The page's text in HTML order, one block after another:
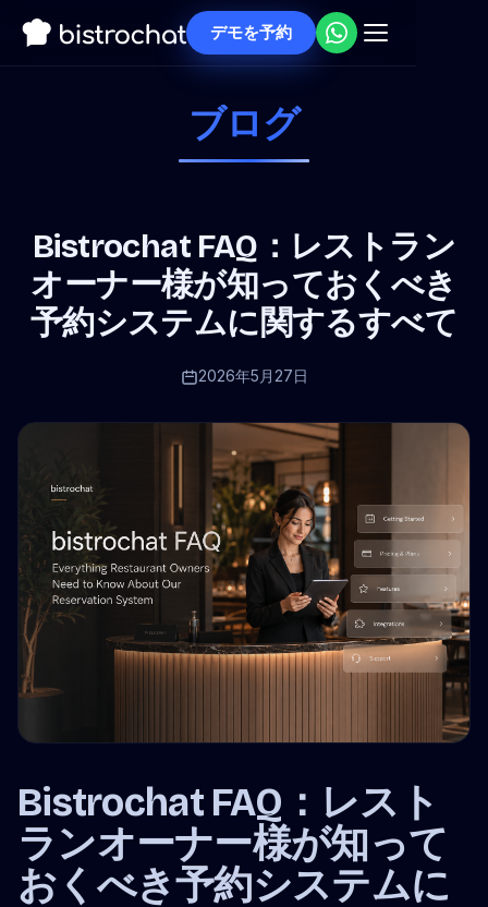
デモを予約
ブログ
Bistrochat FAQ：レストラン
オーナー様が知っておくべき
予約システムに関するすべて
2026年5月27日
Bistrochat FAQ：レスト
ランオーナー様が知って
おくべき予約システムに